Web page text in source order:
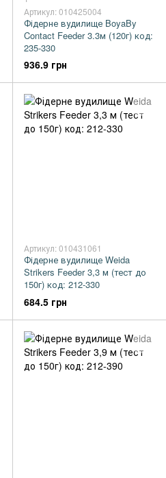
Артикул: 010425004
Фідерне вудилище BoyaBy
Contact Feeder 3.3м (120г) код:
235-330
936.9 грн
Артикул: 010431061
Фідерне вудилище Weida
Strikers Feeder 3,3 м (тест до
150г) код: 212-330
684.5 грн